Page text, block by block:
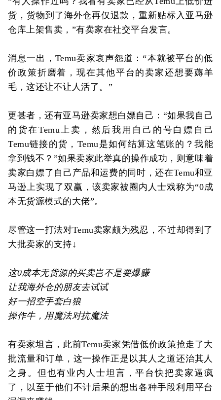
货，货物到了海外仓再仅退款，重新贴标入亚马逊
仓库上架售卖，”有卖家在社交平台发言。
消息一出，Temu卖家哀声怨道：“本就被平台的低
价政策折磨着，现在其他平台的卖家还想要薅羊
毛，这还让不让人活了。”
更甚者，还有亚马逊卖家想白嫖自己：“如果我自己
的货在Temu上卖，然后我用自己的号白嫖自己
Temu链接的货，Temu是如何结算这笔账的？我能
拿到钱不？”如果卖家此举真的操作成功，则意味着
卖家白嫖了自己产品和运费的同时，还在Temu和亚
马逊上实现了双赢，该卖家被圈内人士戏称为“0成
本无货源模式的大佬”。
尽管这一打法对Temu卖家颇为残忍，不过却得到了
大批卖家的支持↓
这0成本无货源的买卖岂不是要爆赚
让我海外仓的朋友去试试
好一招空手套白狼
操作牛，用魔法对抗魔法
有卖家坦言，此前Temu卖家凭借低价政策抢走了大
批流量和订单，这一操作正是以其人之道还治其人
之身。但也有业内人士坦言，平台快把卖家逼疯
了，以至于他们不计后果的想出各种手段利用平台